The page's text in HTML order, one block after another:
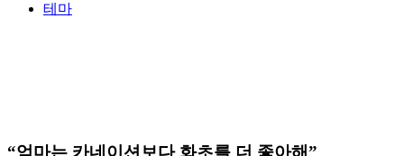
테마
“엄마는 카네이션보다 화초를 더 좋아해”